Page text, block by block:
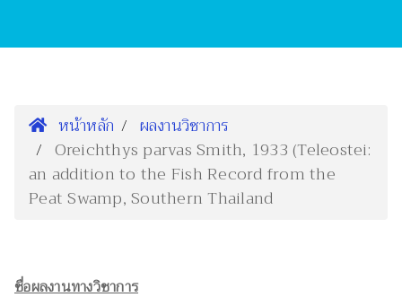
หน้าหลัก
ผลงานวิชาการ
Oreichthys parvas Smith, 1933 (Teleostei:
an addition to the Fish Record from the
Peat Swamp, Southern Thailand
ชื่อผลงานทางวิชาการ